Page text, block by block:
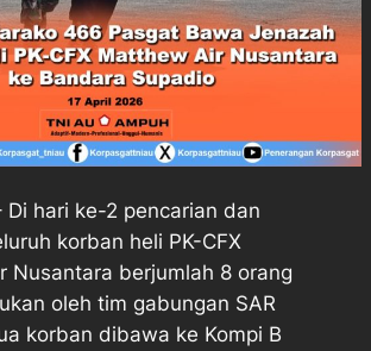
Di hari ke-2 pencarian dan
korban heli PK-CFX
Nusantara berjumlah 8 orang
oleh tim gabungan SAR
korban dibawa ke Kompi B